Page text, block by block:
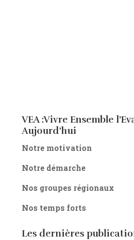
VEA :Vivre Ensemble
Aujourd’hui
Notre motivation
Notre démarche
Nos groupes régionaux
Nos temps forts
Les dernières